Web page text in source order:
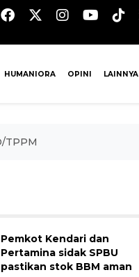
HUMANIORA OPINI LAINNYA
TPPM
Pemkot Kendari dan
Pertamina sidak SPBU
pastikan stok BBM aman